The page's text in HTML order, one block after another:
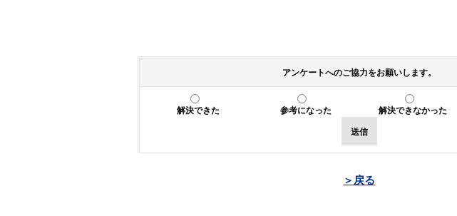
アンケートへのご協力をお願いします。
解決できた 参考になった 解決できなかった
送信
＞戻る